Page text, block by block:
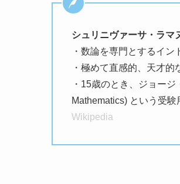
シュリニヴァーサ・ラマ
・数論を専門とするイン
・極めて直感的、天才的
・15歳のとき、ジョー
Mathematics) という受
Wikipedia